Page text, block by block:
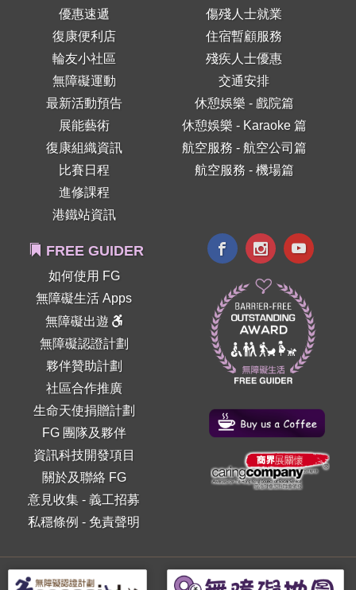
優惠速遞
復康便利店
輪友小社區
無障礙運動
最新活動預告
展能藝術
復康組織資訊
比賽日程
進修課程
港鐵站資訊
傷殘人士就業
住宿暫顧服務
殘疾人士優惠
交通安排
休憩娛樂 - 戲院篇
休憩娛樂 - Karaoke 篇
航空服務 - 航空公司篇
航空服務 - 機場篇
FREE GUIDER
如何使用 FG
無障礙生活 Apps
無障礙出遊
無障礙認證計劃
夥伴贊助計劃
社區合作推廣
生命天使捐贈計劃
FG 團隊及夥伴
資訊科技開發項目
關於及聯絡 FG
意見收集 -義工招募
私穩條例 - 免責聲明